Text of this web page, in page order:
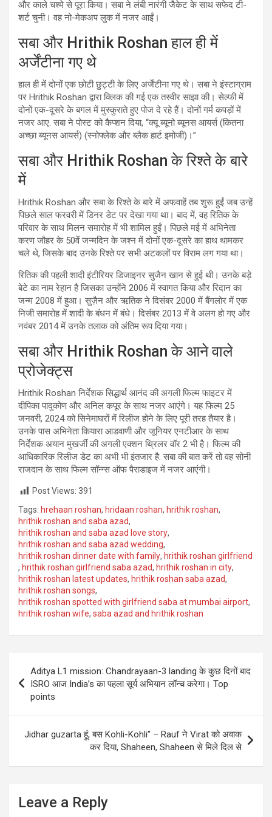
और काले चश्मे से पूरा किया। सबा ने लंबी नारंगी जैकेट के साथ सफेद टी-
शर्ट चुनी। वह नो-मेकअप लुक में नजर आईं।
सबा और Hrithik Roshan हाल ही में
अर्जेंटीना गए थे
हाल ही में दोनों एक छोटी छुट्टी के लिए अर्जेंटीना गए थे। सबा ने इंस्टाग्राम
पर Hrithik Roshan द्वारा क्लिक की गई एक तस्वीर साझा की। सेल्फी में
दोनों एक-दूसरे के बगल में मुस्कुराते हुए पोज दे रहे हैं। दोनों गर्म कपड़ों में
नजर आए. सबा ने पोस्ट को कैप्शन दिया, “क्यू ब्यूनो ब्यूनस आयर्स (कितना
अच्छा ब्यूनस आयर्स) (स्नोफ्लेक और ब्लैक हार्ट इमोजी)।”
सबा और Hrithik Roshan के रिश्ते के बारे
में
Hrithik Roshan और सबा के रिश्ते के बारे में अफवाहें तब शुरू हुईं जब उन्हें
पिछले साल फरवरी में डिनर डेट पर देखा गया था। बाद में, वह रितिक के
परिवार के साथ मिलन समारोह में भी शामिल हुईं। पिछले मई में अभिनेता
करण जौहर के 50वें जन्मदिन के जश्न में दोनों एक-दूसरे का हाथ थामकर
चले थे, जिसके बाद उनके रिश्ते पर सभी अटकलों पर विराम लग गया था।
रितिक की पहली शादी इंटीरियर डिजाइनर सुजैन खान से हुई थी। उनके बड़े
बेटे का नाम रेहान है जिसका उन्होंने 2006 में स्वागत किया और रिदान का
जन्म 2008 में हुआ। सुज़ैन और ऋतिक ने दिसंबर 2000 में बैंगलोर में एक
निजी समारोह में शादी के बंधन में बंधे। दिसंबर 2013 में वे अलग हो गए और
नवंबर 2014 में उनके तलाक को अंतिम रूप दिया गया।
सबा और Hrithik Roshan के आने वाले
प्रोजेक्ट्स
Hrithik Roshan निर्देशक सिद्धार्थ आनंद की अगली फिल्म फाइटर में
दीपिका पादुकोण और अनिल कपूर के साथ नजर आएंगे। यह फिल्म 25
जनवरी, 2024 को सिनेमाघरों में रिलीज होने के लिए पूरी तरह तैयार है।
उनके पास अभिनेता कियारा आडवाणी और जूनियर एनटीआर के साथ
निर्देशक अयान मुखर्जी की अगली एक्शन थ्रिलर वॉर 2 भी है। फिल्म की
आधिकारिक रिलीज डेट का अभी भी इंतजार है. सबा की बात करें तो वह सोनी
राजदान के साथ फिल्म सॉन्ग्स ऑफ पैराडाइज में नजर आएंगी।
Post Views: 391
Tags: hrehaan roshan, hridaan roshan, hrithik roshan,
hrithik roshan and saba azad,
hrithik roshan and saba azad love story,
hrithik roshan and saba azad wedding,
hrithik roshan dinner date with family, hrithik roshan girlfriend
, hrithik roshan girlfriend saba azad, hrithik roshan in city,
hrithik roshan latest updates, hrithik roshan saba azad,
hrithik roshan songs,
hrithik roshan spotted with girlfriend saba at mumbai airport,
hrithik roshan wife, saba azad and hrithik roshan
navigation
Aditya L1 mission: Chandrayaan-3 landing के कुछ दिनों बाद
ISRO आज India’s का पहला सूर्य अभियान लॉन्च करेगा। Top
points
Jidhar guzarta हूं, बस Kohli-Kohli” – Rauf ने Virat को अवाक
कर दिया, Shaheen, Shaheen से मिले दिल से
Leave a Reply